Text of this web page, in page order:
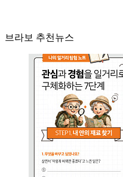
브라보 추천뉴스